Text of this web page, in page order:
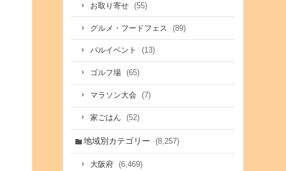
お取り寄せ (55)
グルメ・フードフェス (89)
バルイベント (13)
ゴルフ場 (65)
マラソン大会 (7)
家ごはん (52)
地域別カテゴリー (8,257)
大阪府 (6,469)